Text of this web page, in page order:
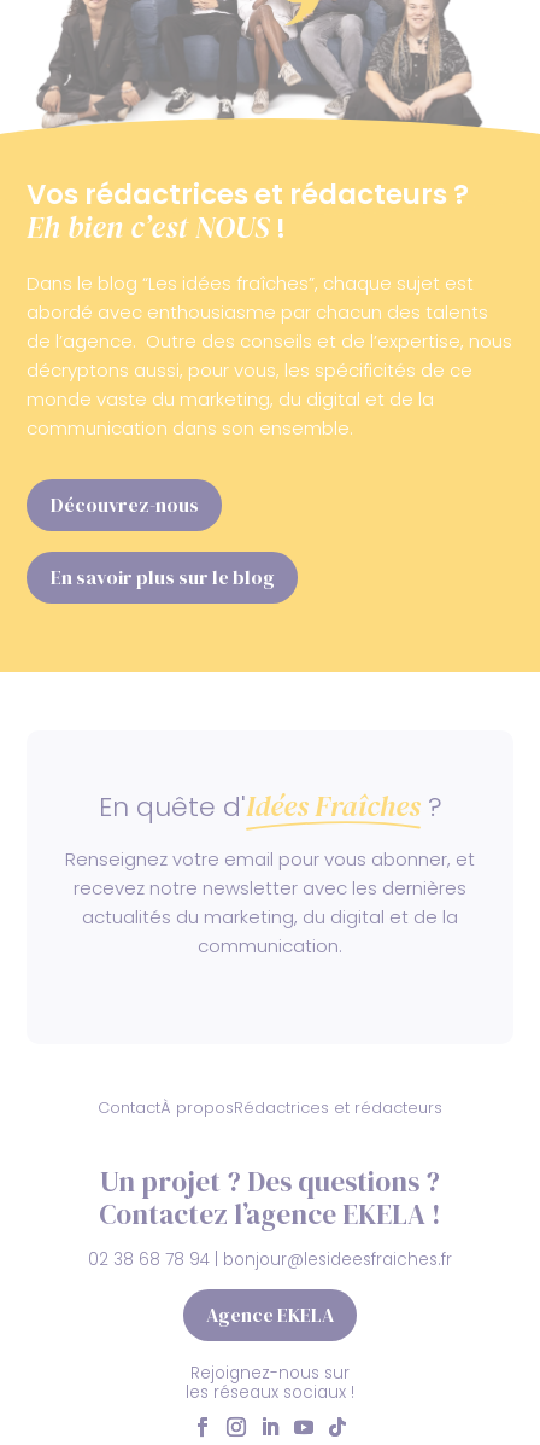
Vos rédactrices et rédacteurs ?
Eh bien c’est NOUS !
Dans le blog “Les idées fraîches”, chaque sujet est
abordé avec enthousiasme par chacun des talents
de l’agence. Outre des conseils et de l’expertise, nous
décryptons aussi, pour vous, les spécificités de ce
monde vaste du marketing, du digital et de la
communication dans son ensemble.
Découvrez-nous
En savoir plus sur le blog
En quête d'Idées Fraîches?
Renseignez votre email pour vous abonner, et
recevez notre newsletter avec les dernières
actualités du marketing, du digital et de la
communication.
ContactÀ proposRédactrices et rédacteurs
Un projet ? Des questions ?
Contactez l’agence EKELA !
02 38 68 78 94 bonjour@lesideesfraiches.fr
Agence EKELA
Rejoignez-nous sur
les réseaux sociaux !